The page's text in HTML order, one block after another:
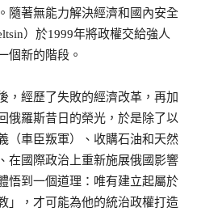
隨著無能力解決經濟和國內安全
）於1999年將政權交給強人
個新的階段。
，經歷了失敗的經濟改革，再加
俄羅斯昔日的榮光，於是除了以
（車臣叛軍）、收購石油和天然
在國際政治上重新施展俄國影響
悟到一個道理：唯有建立起屬於
」，才可能為他的統治政權打造